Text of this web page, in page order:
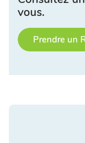
vous.
Prendre un